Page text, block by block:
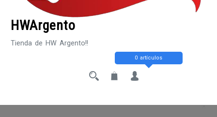
HWArgento
Tienda de HW Argento!!
0 artículos